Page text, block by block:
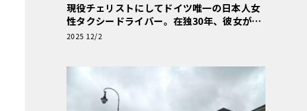
現役チェリストにしてドイツ唯一の日本人女
性タクシードライバー。在独30年、彼女が語
る現地の交通事情《LE VOLANT LAB》
2025 12/2